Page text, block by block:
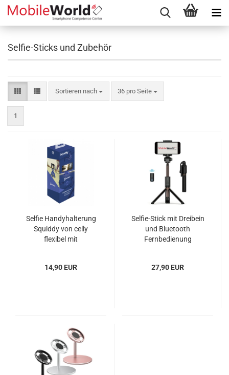
Selfie-Sticks und Zubehör
Sortieren nach
Sortieren nach 36 pro Seite
pro Seite
1
Selfie Handyhalterung
Squiddy von celly
flexibel mit
14,90 EUR
Selfie-Stick mit Dreibein
und Bluetooth
Fernbedienung
27,90 EUR